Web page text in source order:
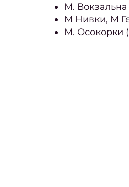
М.
М Нивки, М
М. Осокорки